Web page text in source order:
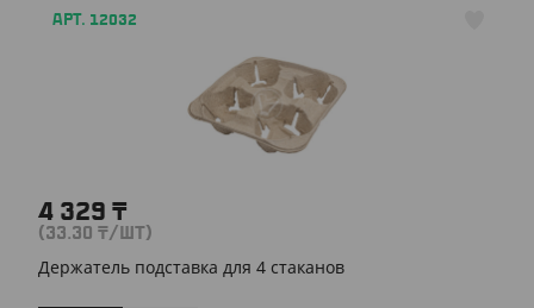
АРТ. 12032
4 329 ₸
(33.30 ₸/ШТ)
Держатель подставка для 4 стаканов